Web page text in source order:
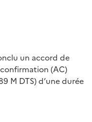
un accord de
(AC)
M DTS) d’une durée